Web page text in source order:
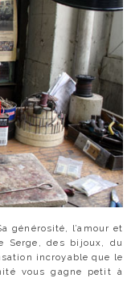
générosité, l’amour et
Serge, des bijoux, du
incroyable que le
vous gagne petit à